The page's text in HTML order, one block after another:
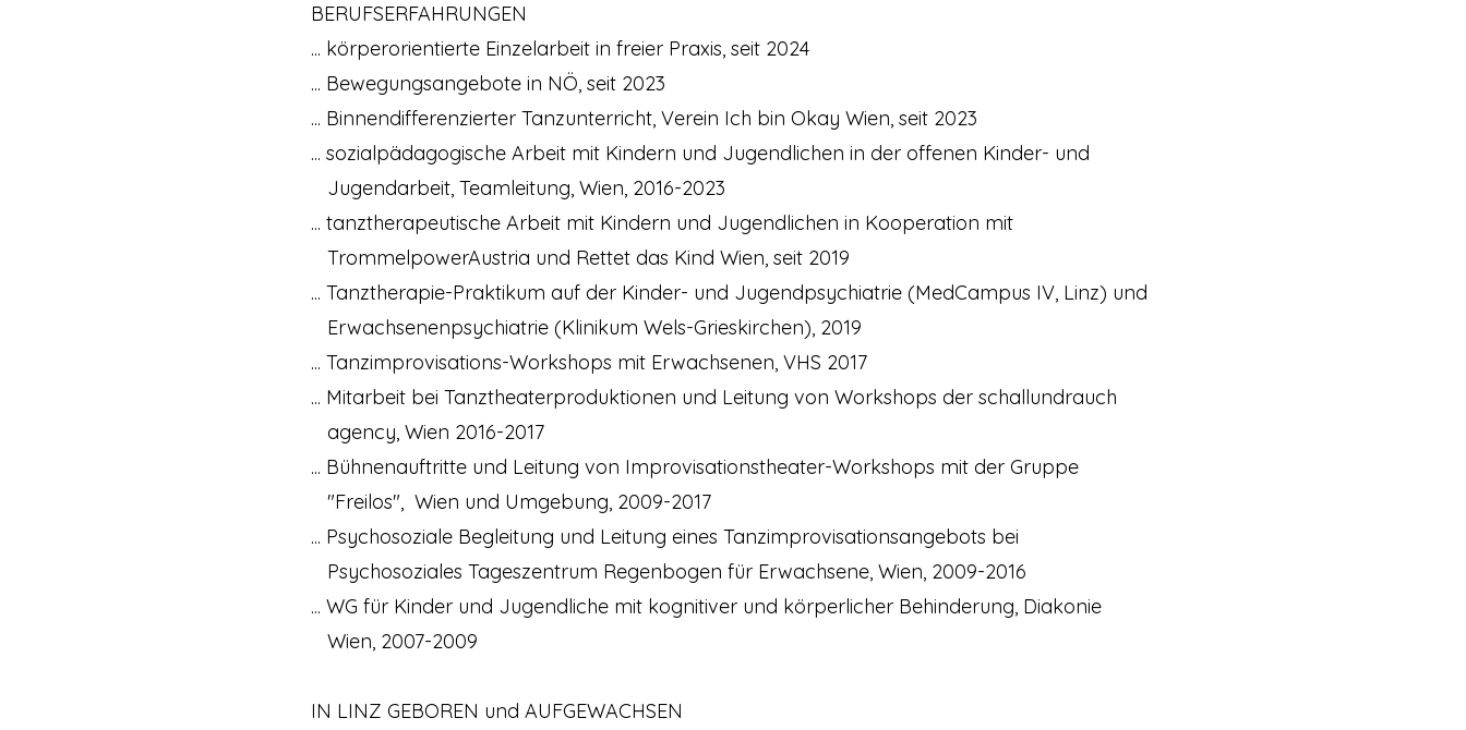
BERUFSERFAHRUNGEN
... körperorientierte Einzelarbeit in freier Praxis, seit 2024
... Bewegungsangebote in NÖ, seit 2023
... Binnendifferenzierter Tanzunterricht, Verein Ich bin Okay Wien, seit 2023
... sozialpädagogische Arbeit mit Kindern und Jugendlichen in der offenen Kinder- und
Jugendarbeit, Teamleitung, Wien, 2016-2023
... tanztherapeutische Arbeit mit Kindern und Jugendlichen in Kooperation mit
TrommelpowerAustria und Rettet das Kind Wien, seit 2019
... Tanztherapie-Praktikum auf der Kinder- und Jugendpsychiatrie (MedCampus IV, Linz) und
Erwachsenenpsychiatrie (Klinikum Wels-Grieskirchen), 2019
... Tanzimprovisations-Workshops mit Erwachsenen, VHS 2017
... Mitarbeit bei Tanztheaterproduktionen und Leitung von Workshops der schallundrauch
agency, Wien 2016-2017
... Bühnenauftritte und Leitung von Improvisationstheater-Workshops mit der Gruppe
"Freilos", Wien und Umgebung, 2009-2017
... Psychosoziale Begleitung und Leitung eines Tanzimprovisationsangebots bei
Psychosoziales Tageszentrum Regenbogen für Erwachsene, Wien, 2009-2016
... WG für Kinder und Jugendliche mit kognitiver und körperlicher Behinderung, Diakonie
Wien, 2007-2009
IN LINZ GEBOREN und AUFGEWACHSEN